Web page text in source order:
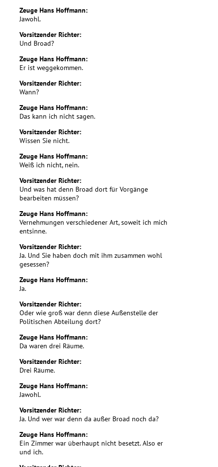
Zeuge Hans Hoffmann:
Jawohl.
Vorsitzender Richter:
Und Broad?
Zeuge Hans Hoffmann:
Er ist weggekommen.
Vorsitzender Richter:
Wann?
Zeuge Hans Hoffmann:
Das kann ich nicht sagen.
Vorsitzender Richter:
Wissen Sie nicht.
Zeuge Hans Hoffmann:
Weiß ich nicht, nein.
Vorsitzender Richter:
Und was hat denn Broad dort für Vorgänge
bearbeiten müssen?
Zeuge Hans Hoffmann:
Vernehmungen verschiedener Art, soweit ich mich
entsinne.
Vorsitzender Richter:
Ja. Und Sie haben doch mit ihm zusammen wohl
gesessen?
Zeuge Hans Hoffmann:
Ja.
Vorsitzender Richter:
Oder wie groß war denn diese Außenstelle der
Politischen Abteilung dort?
Zeuge Hans Hoffmann:
Da waren drei Räume.
Vorsitzender Richter:
Drei Räume.
Zeuge Hans Hoffmann:
Jawohl.
Vorsitzender Richter:
Ja. Und wer war denn da außer Broad noch da?
Zeuge Hans Hoffmann:
Ein Zimmer war überhaupt nicht besetzt. Also er
und ich.